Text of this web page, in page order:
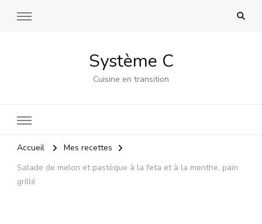
Système C
Cuisine en transition
Accueil
Mes recettes
Salade de melon et pastèque à la feta et à la menthe, pain
grillé